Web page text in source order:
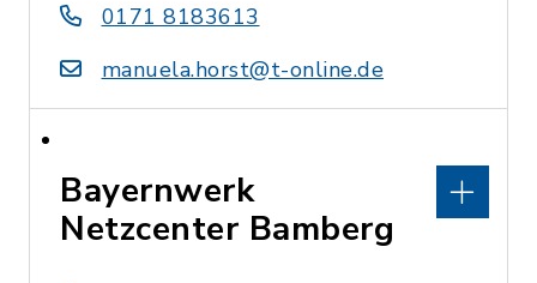
0171 8183613
manuela.horst@t-online.de
Bayernwerk
Netzcenter Bamberg